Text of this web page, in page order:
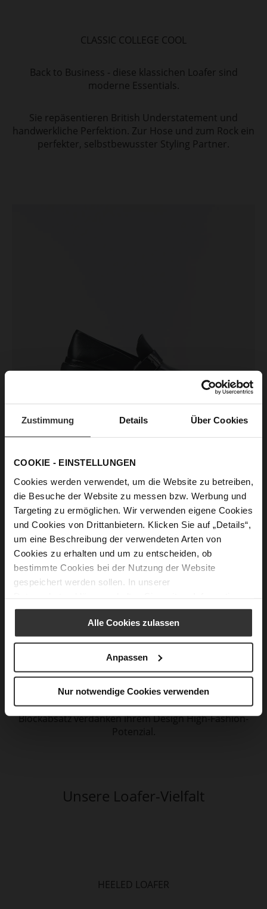
Zustimmung Details Über Cookies
COOKIE - EINSTELLUNGEN
Cookies werden verwendet, um die Website zu betreiben,
die Besuche der Website zu messen bzw. Werbung und
Targeting zu ermöglichen. Wir verwenden eigene Cookies
und Cookies von Drittanbietern. Klicken Sie auf „Details“,
um eine Beschreibung der verwendeten Arten von
Cookies zu erhalten und um zu entscheiden, ob
bestimmte Cookies bei der Nutzung der Website
gespeichert werden sollen. In unserer
Alle Cookies zulassen
Anpassen
Nur notwendige Cookies verwenden
CLASSIC COLLEGE COOL
Back to Business - diese klassichen Loafer sind
moderne Essentials.
Sie repäsentieren British Understatement und
handwerkliche Perfektion. Zur Hose und zum Rock ein
perfekter, selbstbewusster Styling Partner.
CHUNKY LOAFER LOVE
Rustikaler Chic, british casual oder elegant?
Unsere Lifted Loafer mit markanter Profilsohle und
Blockabsatz verdanken ihrem Design High-Fashion-
Potenzial.
Unsere Loafer-Vielfalt
HEELED LOAFER